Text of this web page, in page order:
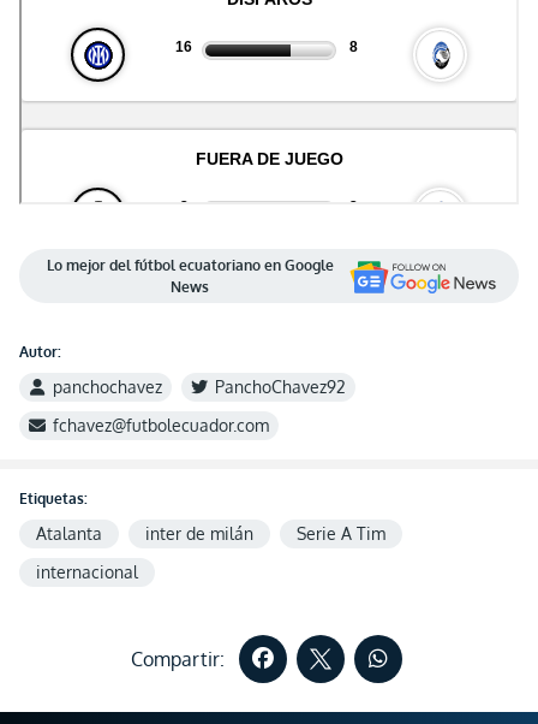
Lo mejor del fútbol ecuatoriano en Google
News
Autor:
panchochavez
PanchoChavez92
fchavez@futbolecuador.com
Etiquetas:
Atalanta inter de milán
Serie A Tim
internacional
Compartir: